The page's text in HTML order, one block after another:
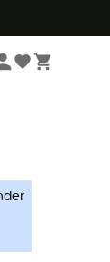
heren